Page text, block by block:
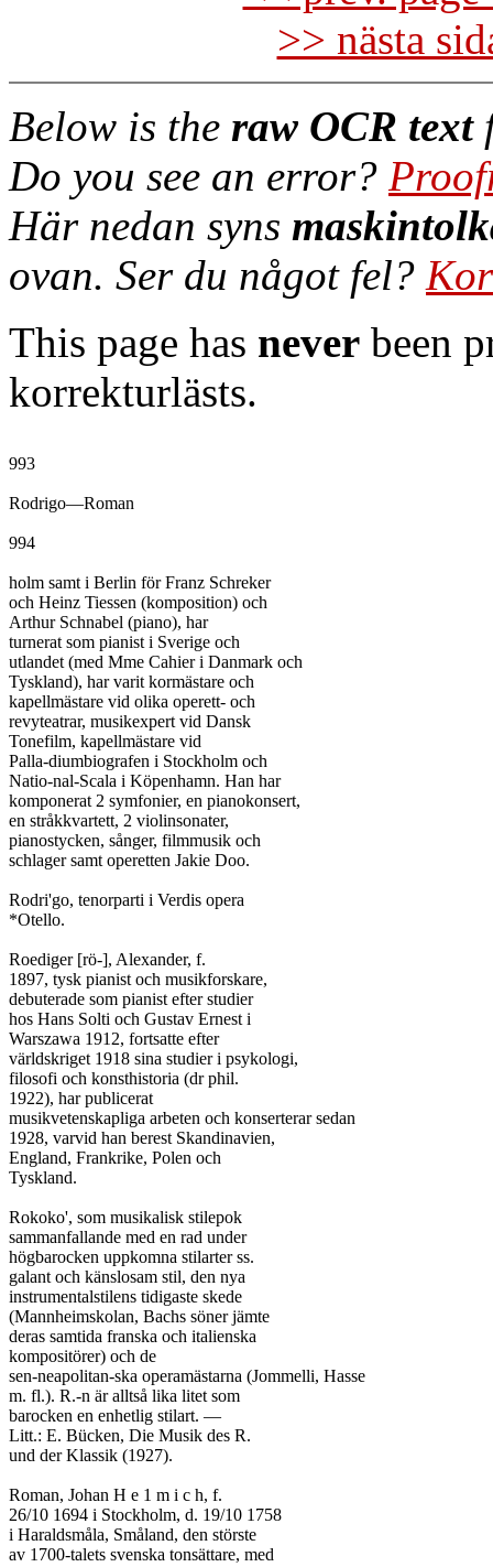
>> nästa
Below is the raw OCR text
Do you see an error?
Här nedan syns
ovan. Ser du något fel?
This page has never been
korrekturlästs.
993
Rodrigo—Roman
994
holm samt i Berlin för Franz Schreker
och Heinz Tiessen (komposition) och
Arthur Schnabel (piano), har
turnerat som pianist i Sverige och
utlandet (med Mme Cahier i Danmark och
Tyskland), har varit kormästare och
kapellmästare vid olika operett- och
revyteatrar, musikexpert vid Dansk
Tonefilm, kapellmästare vid
Palla-diumbiografen i Stockholm och
Natio-nal-Scala i Köpenhamn. Han har
komponerat 2 symfonier, en pianokonsert,
en stråkkvartett, 2 violinsonater,
pianostycken, sånger, filmmusik och
schlager samt operetten Jakie Doo.
Rodri'go, tenorparti i Verdis opera
*Otello.
Roediger [rö-], Alexander, f.
1897, tysk pianist och musikforskare,
debuterade som pianist efter studier
hos Hans Solti och Gustav Ernest i
Warszawa 1912, fortsatte efter
världskriget 1918 sina studier i psykologi,
filosofi och konsthistoria (dr phil.
1922), har publicerat
musikvetenskapliga arbeten och konserterar sedan
1928, varvid han berest Skandinavien,
England, Frankrike, Polen och
Tyskland.
Rokoko', som musikalisk stilepok
sammanfallande med en rad under
högbarocken uppkomna stilarter ss.
galant och känslosam stil, den nya
instrumentalstilens tidigaste skede
(Mannheimskolan, Bachs söner jämte
deras samtida franska och italienska
kompositörer) och de
sen-neapolitan-ska operamästarna (Jommelli, Hasse
m. fl.). R.-n är alltså lika litet som
barocken en enhetlig stilart. —
Litt.: E. Bücken, Die Musik des R.
und der Klassik (1927).
Roman, Johan H e 1 m i c h, f.
26/10 1694 i Stockholm, d. 19/10 1758
i Haraldsmåla, Småland, den störste
av 1700-talets svenska tonsättare, med